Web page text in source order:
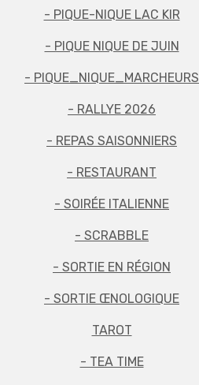
- PIQUE-NIQUE LAC KIR
- PIQUE NIQUE DE JUIN
- PIQUE_NIQUE_MARCHEURS
- RALLYE 2026
- REPAS SAISONNIERS
- RESTAURANT
- SOIRÉE ITALIENNE
- SCRABBLE
- SORTIE EN RÉGION
- SORTIE ŒNOLOGIQUE
TAROT
- TEA TIME